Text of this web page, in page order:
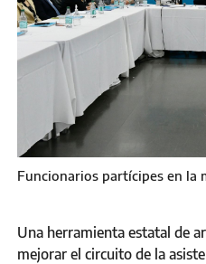
Funcionarios partícipes en la
Una herramienta estatal de
mejorar el circuito de la